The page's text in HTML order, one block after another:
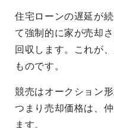
住宅ローンの遅延が
て強制的に家が売却
回収します。これが、
ものです。
競売はオークション
つまり売却価格は、
ます。